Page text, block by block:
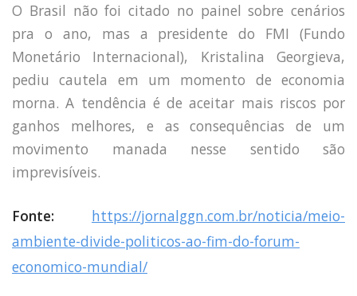
O Brasil não foi citado no painel sobre cenários
pra o ano, mas a presidente do FMI (Fundo
Monetário Internacional), Kristalina Georgieva,
pediu cautela em um momento de economia
morna. A tendência é de aceitar mais riscos por
ganhos melhores, e as consequências de um
movimento manada nesse sentido são
imprevisíveis.
Fonte:
https://jornalggn.com.br/noticia/meio-
ambiente-divide-politicos-ao-fim-do-forum-
economico-mundial/